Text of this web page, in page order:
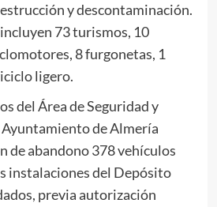
y descontaminación.
73 turismos, 10
8 furgonetas, 1
ligero.
del Área de Seguridad y
de Almería
de abandono 378 vehículos
instalaciones del Depósito
previa autorización